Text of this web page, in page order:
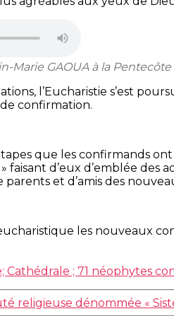
Marie GAOUA à la Pentecôte
l’Eucharistie s’est
confirmation.
que les confirmands
» faisant d’eux d’emblée
et d’amis des
les nouveaux
Cathédrale ; 71 néophytes
religieuse dénommée «